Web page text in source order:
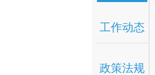
工作动态
政策法规